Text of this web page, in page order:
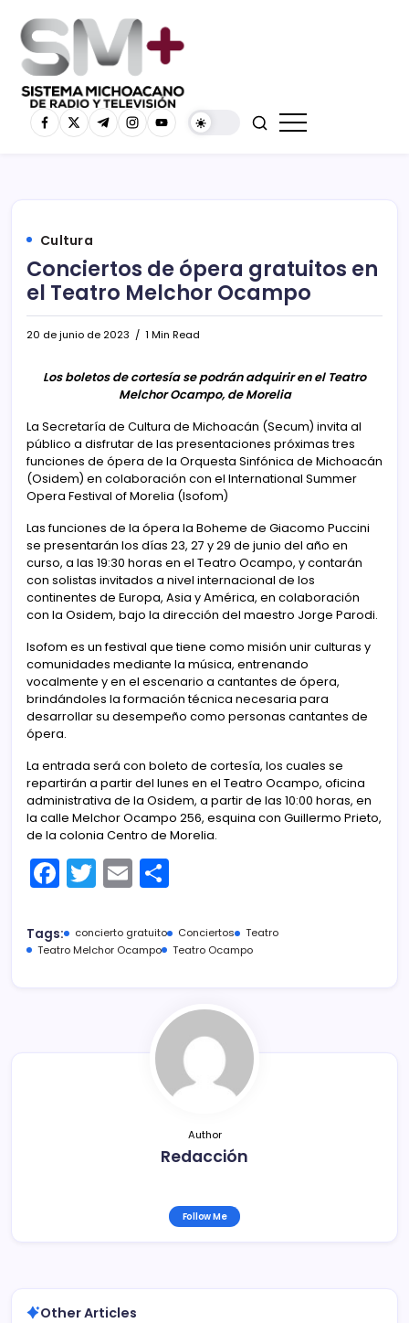
Cultura
Conciertos de ópera gratuitos en
el Teatro Melchor Ocampo
20 de junio de 2023 1 Min Read
Los boletos de cortesía se podrán adquirir en el Teatro
Melchor Ocampo, de Morelia
La Secretaría de Cultura de Michoacán (Secum) invita al
público a disfrutar de las presentaciones próximas tres
funciones de ópera de la Orquesta Sinfónica de Michoacán
(Osidem) en colaboración con el International Summer
Opera Festival of Morelia (Isofom)
Las funciones de la ópera la Boheme de Giacomo Puccini
se presentarán los días 23, 27 y 29 de junio del año en
curso, a las 19:30 horas en el Teatro Ocampo, y contarán
con solistas invitados a nivel internacional de los
continentes de Europa, Asia y América, en colaboración
con la Osidem, bajo la dirección del maestro Jorge Parodi.
Isofom es un festival que tiene como misión unir culturas y
comunidades mediante la música, entrenando
vocalmente y en el escenario a cantantes de ópera,
brindándoles la formación técnica necesaria para
desarrollar su desempeño como personas cantantes de
ópera.
La entrada será con boleto de cortesía, los cuales se
repartirán a partir del lunes en el Teatro Ocampo, oficina
administrativa de la Osidem, a partir de las 10:00 horas, en
la calle Melchor Ocampo 256, esquina con Guillermo Prieto,
de la colonia Centro de Morelia.
F
a
c
e
T
w
itt
er
E
m
ai
l
m
p
tir
Tags: concierto gratuito Conciertos
Teatro
Teatro Melchor Ocampo
Teatro Ocampo
Author
Redacción
Follow Me
Other Articles